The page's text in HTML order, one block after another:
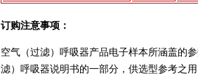
订购注意事项：
空气（过滤）呼吸器产品电子样本所涵盖的
滤）呼吸器说明书的一部分，供选型参考之